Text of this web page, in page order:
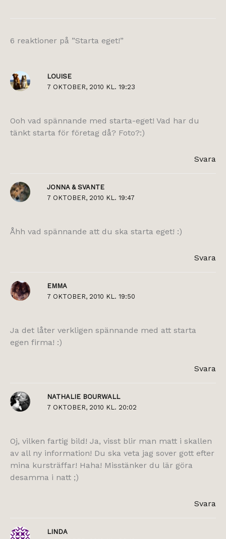
6 reaktioner på ”Starta eget!”
LOUISE
7 OKTOBER, 2010 KL. 19:23
Ooh vad spännande med starta-eget! Vad har du
tänkt starta för företag då? Foto?:)
Svara
JONNA & SVANTE
7 OKTOBER, 2010 KL. 19:47
Åhh vad spännande att du ska starta eget! :)
Svara
EMMA
7 OKTOBER, 2010 KL. 19:50
Ja det låter verkligen spännande med att starta
egen firma! :)
Svara
NATHALIE BOURWALL
7 OKTOBER, 2010 KL. 20:02
Oj, vilken fartig bild! Ja, visst blir man matt i skallen
av all ny information! Du ska veta jag sover gott efter
mina kursträffar! Haha! Misstänker du lär göra
desamma i natt ;)
Svara
LINDA